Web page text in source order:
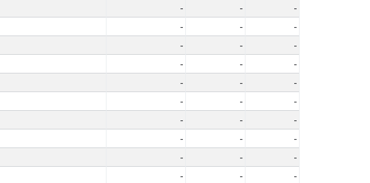
- -
-
- -
-
- -
-
- -
-
- -
-
- -
-
- -
-
- -
-
- -
-
- -
-